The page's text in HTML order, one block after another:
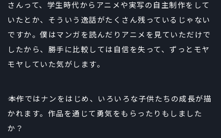
さんって、学生時代からアニメや実写の自主制作をして
いたとか、そういう逸話がたくさん残っているじゃない
ですか。僕はマンガを読んだりアニメを見ていただけで
したから、勝手に比較しては自信を失って、ずっとモヤ
モヤしていた気がします。
――本作ではナンをはじめ、いろいろな子供たちの成長が描
かれます。作品を通じて勇気をもらったりもしました
か？